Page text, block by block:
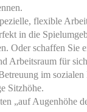
flexible
in die
Oder schaffen Sie
Arbeitsraum für
im sozialen
Sitzhöhe.
„auf Augenhöhe